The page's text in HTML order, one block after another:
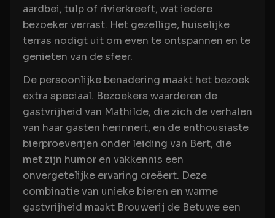
aardbei, tulp of rivierkreeft, wat iedere
bezoeker verrast. Het gezellige, huiselijke
terras nodigt uit om even te ontspannen en te
genieten van de sfeer.
De persoonlijke benadering maakt het bezoek
extra speciaal. Bezoekers waarderen de
gastvrijheid van Mathilde, die zich de verhalen
van haar gasten herinnert, en de enthousiaste
bierproeverijen onder leiding van Bert, die
met zijn humor en vakkennis een
onvergetelijke ervaring creëert. Deze
combinatie van unieke bieren en warme
gastvrijheid maakt Brouwerij de Betuwe een